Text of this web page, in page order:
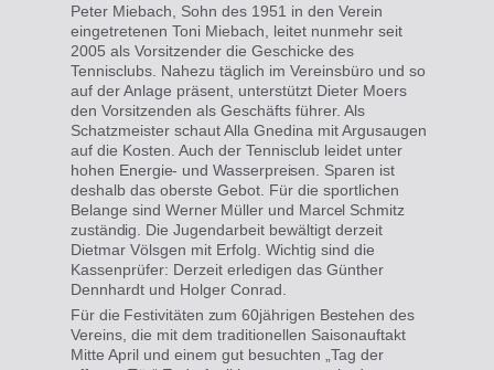
Peter Miebach, Sohn des 1951 in den Verein
eingetretenen Toni Miebach, leitet nunmehr seit
2005 als Vorsitzender die Geschicke des
Tennisclubs. Nahezu täglich im Vereinsbüro und so
auf der Anlage präsent, unterstützt Dieter Moers
den Vorsitzenden als Geschäfts führer. Als
Schatzmeister schaut Alla Gnedina mit Argusaugen
auf die Kosten. Auch der Tennisclub leidet unter
hohen Energie- und Wasserpreisen. Sparen ist
deshalb das oberste Gebot. Für die sportlichen
Belange sind Werner Müller und Marcel Schmitz
zuständig.
Die Jugendarbeit bewältigt derzeit
Dietmar Völsgen mit Erfolg. Wichtig sind die
Kassenprüfer: Derzeit erledigen das Günther
Dennhardt und Holger Conrad.
Für die Festivitäten zum 60jährigen Bestehen des
Vereins, die mit dem traditionellen Saisonauftakt
Mitte April und einem gut besuchten „Tag der